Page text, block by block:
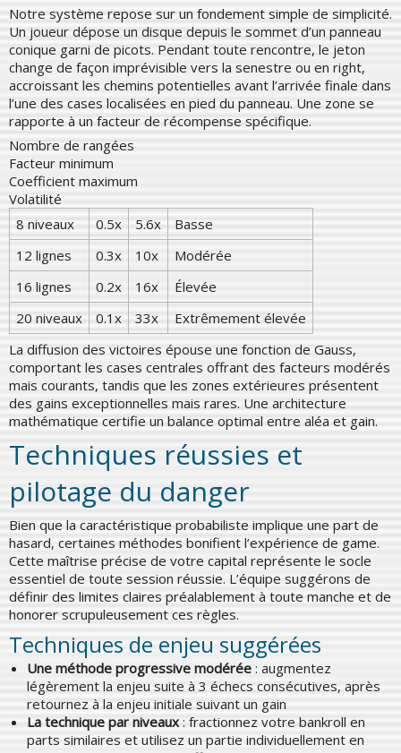
Notre système repose sur un fondement simple de simplicité.
Un joueur dépose un disque depuis le sommet d’un panneau
conique garni de picots. Pendant toute rencontre, le jeton
change de façon imprévisible vers la senestre ou en right,
accroissant les chemins potentielles avant l’arrivée finale dans
l’une des cases localisées en pied du panneau. Une zone se
rapporte à un facteur de récompense spécifique.
Nombre de rangées
Facteur minimum
Coefficient maximum
Volatilité
8 niveaux
0.5x 5.6x
Basse
12 lignes
0.3x 10x
Modérée
16 lignes
0.2x 16x
Élevée
20 niveaux
0.1x 33x
Extrêmement élevée
La diffusion des victoires épouse une fonction de Gauss,
comportant les cases centrales offrant des facteurs modérés
mais courants, tandis que les zones extérieures présentent
des gains exceptionnelles mais rares. Une architecture
mathématique certifie un balance optimal entre aléa et gain.
Techniques réussies et
pilotage du danger
Bien que la caractéristique probabiliste implique une part de
hasard, certaines méthodes bonifient l’expérience de game.
Cette maîtrise précise de votre capital représente le socle
essentiel de toute session réussie. L’équipe suggérons de
définir des limites claires préalablement à toute manche et de
honorer scrupuleusement ces règles.
Techniques de enjeu suggérées
Une méthode progressive modérée : augmentez
légèrement la enjeu suite à 3 échecs consécutives, après
retournez à la enjeu initiale suivant un gain
La technique par niveaux: fractionnez votre bankroll en
parts similaires et utilisez un partie individuellement en